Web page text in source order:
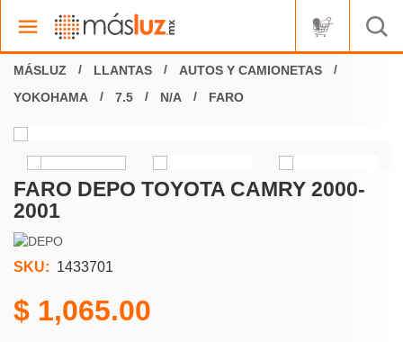
LLANTAS
AUTOS Y CAMIONETAS
YOKOHAMA
7.5 N/A FARO
FARO DEPO TOYOTA CAMRY 2000-
2001
SKU: 1433701
1,065.00